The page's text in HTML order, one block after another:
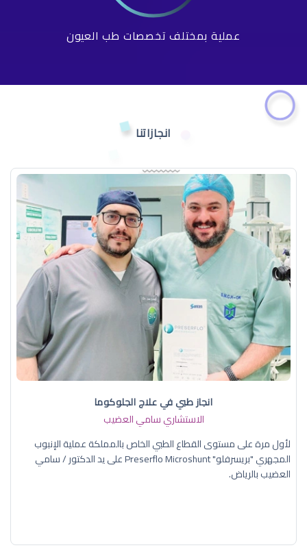
عملية بمختلف تخصصات طب العيون
انجازاتنا
انجاز طبي في علاج الجلوكوما
الاستشاري سامي العضيب
لأول مرة على مستوى القطاع الطبي الخاص بالمملكة عملية الإنبوب
المجهري "بريسرفلو" Preserflo Microshunt على يد الدكتور / سامي
العضيب بالرياض.